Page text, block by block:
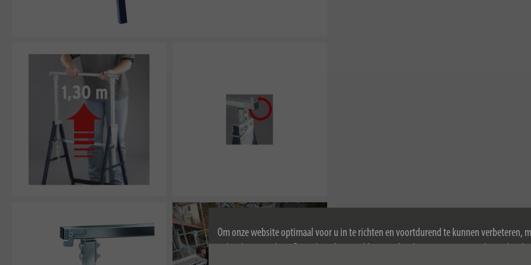
Om onze website optimaal voor u in te richten en voortdurend te kunnen verbeteren,